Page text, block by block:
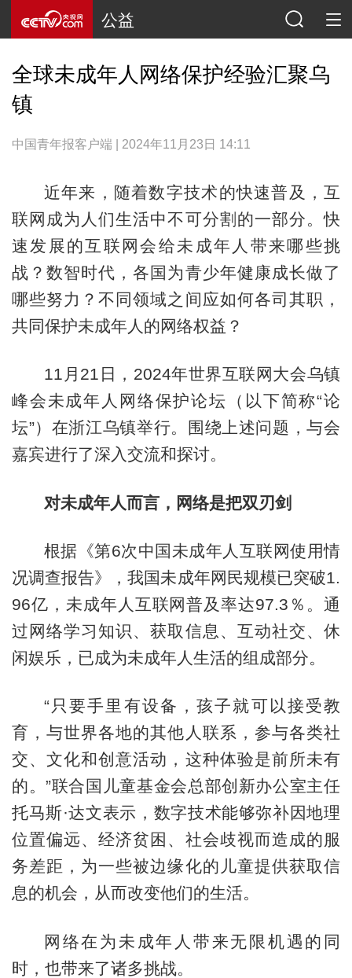
公益
全球未成年人网络保护经验汇聚乌
镇
中国青年报客户端 | 2024年11月23日 14:11
近年来，随着数字技术的快速普及，互
联网成为人们生活中不可分割的一部分。快
速发展的互联网会给未成年人带来哪些挑
战？数智时代，各国为青少年健康成长做了
哪些努力？不同领域之间应如何各司其职，
共同保护未成年人的网络权益？
11月21日，2024年世界互联网大会乌镇
峰会未成年人网络保护论坛（以下简称“论
坛”）在浙江乌镇举行。围绕上述问题，与会
嘉宾进行了深入交流和探讨。
对未成年人而言，网络是把双刃剑
根据《第6次中国未成年人互联网使用情
况调查报告》，我国未成年网民规模已突破1.
96亿，未成年人互联网普及率达97.3％。通
过网络学习知识、获取信息、互动社交、休
闲娱乐，已成为未成年人生活的组成部分。
“只要手里有设备，孩子就可以接受教
育，与世界各地的其他人联系，参与各类社
交、文化和创意活动，这种体验是前所未有
的。”联合国儿童基金会总部创新办公室主任
托马斯·达文表示，数字技术能够弥补因地理
位置偏远、经济贫困、社会歧视而造成的服
务差距，为一些被边缘化的儿童提供获取信
息的机会，从而改变他们的生活。
网络在为未成年人带来无限机遇的同
时，也带来了诸多挑战。